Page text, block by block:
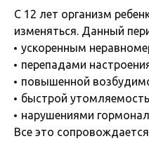
С 12 лет организм
изменяться. Данный
ускоренным
перепадами
повышенной
быстрой
нарушениями
Все это